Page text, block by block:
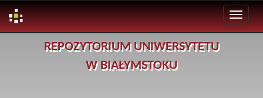
REPOZYTORIUM UNIWERSYTETU
W BIAŁYMSTOKU